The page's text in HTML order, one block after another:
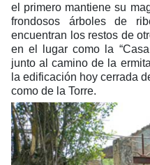
el primero mantiene su
frondosos árboles de
encuentran los restos de
en el lugar como la
junto al camino de la
la edificación hoy cerrada
como de la Torre.